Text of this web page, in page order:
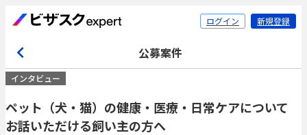
ログイン 新規登録
公募案件
インタビュー
ペット（犬・猫）の健康・医療・日常ケアについて
お話いただける飼い主の方へ